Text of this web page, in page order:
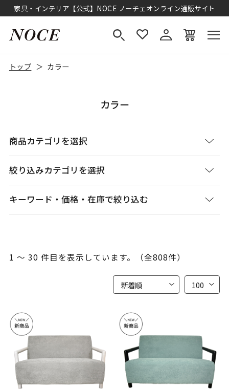
家具・インテリア【公式】NOCE ノーチェオンライン通販サイト
トップ カラー
カラー
商品カテゴリを選択
絞り込みカテゴリを選択
キーワード・価格・在庫で絞り込む
1 ～ 30 件目を表示しています。（全808件）